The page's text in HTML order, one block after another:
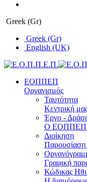
Greek (Gr)
Greek (Gr)
English (UK)
ΕΟΠΠΕΠ
Οργανισμός
Ταυτότητα
Κεντρική
Έργο -
Ο ΕΟΠΠΕΠ
Διοίκηση
Παρουσίαση
Γραφική
Κώδικας